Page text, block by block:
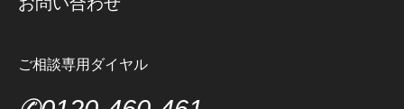
ご相談専用ダイヤル